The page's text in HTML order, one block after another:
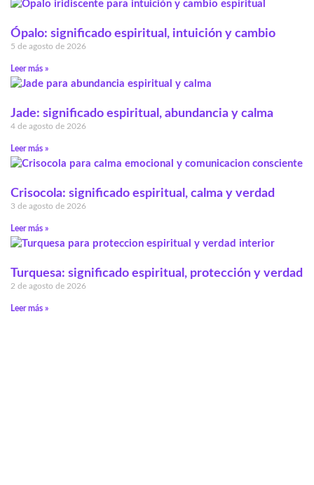
Ópalo: significado espiritual, intuición y cambio
5 de agosto de 2026
Leer más »
Jade: significado espiritual, abundancia y calma
4 de agosto de 2026
Leer más »
Crisocola: significado espiritual, calma y verdad
3 de agosto de 2026
Leer más »
Turquesa: significado espiritual, protección y verdad
2 de agosto de 2026
Leer más »